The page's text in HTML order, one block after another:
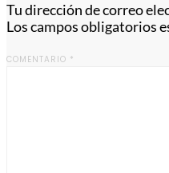
Tu dirección de correo
Los campos obligatorios
COMENTARIO *